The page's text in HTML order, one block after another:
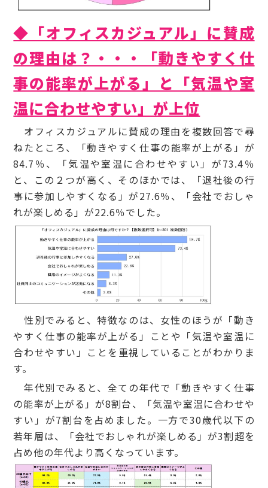
◆「オフィスカジュアル」に賛成
の理由は？・・・「動きやすく仕
事の能率が上がる」と「気温や室
温に合わせやすい」が上位
オフィスカジュアルに賛成の理由を複数回答で尋
ねたところ、「動きやすく仕事の能率が上がる」が
84.7％、「気温や室温に合わせやすい」が73.4％
と、この２つが高く、そのほかでは、「退社後の行
事に参加しやすくなる」が27.6％、「会社でおしゃ
れが楽しめる」が22.6％でした。
性別でみると、特徴なのは、女性のほうが「動き
やすく仕事の能率が上がる」ことや「気温や室温に
合わせやすい」ことを重視していることがわかりま
す。
年代別でみると、全ての年代で「動きやすく仕事
の能率が上がる」が8割台、「気温や室温に合わせや
すい」が7割台を占めました。一方で30歳代以下の
若年層は、「会社でおしゃれが楽しめる」が3割超を
占め他の年代より高くなっています。